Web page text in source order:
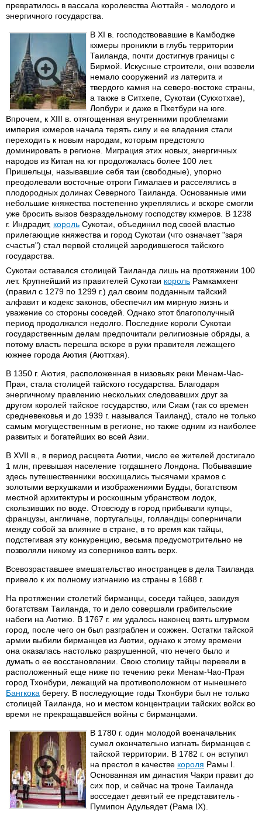
превратилось в вассала королевства Аюттайя - молодого и
энергичного государства.
В XI в. господствовавшие в Камбодже
кхмеры проникли в глубь территории
Таиланда, почти достигнув границы с
Бирмой. Искусные строители, они возвели
немало сооружений из латерита и
твердого камня на северо-востоке страны,
а также в Ситхепе, Сукотаи (Сукхотхае),
Лопбури и даже в Пхетбури на юге.
Впрочем, к XIII в. отягощенная внутренними проблемами
империя кхмеров начала терять силу и ее владения стали
переходить к новым народам, которым предстояло
доминировать в регионе. Миграция этих новых, энергичных
народов из Китая на юг продолжалась более 100 лет.
Пришельцы, называвшие себя таи (свободные), упорно
преодолевали восточные отроги Гималаев и расселялись в
плодородных долинах Северного Таиланда. Основанные ими
небольшие княжества постепенно укреплялись и вскоре смогли
уже бросить вызов безраздельному господству кхмеров. В 1238
г. Индрадит, король Сукотаи, объединил под своей властью
прилегающие княжества и город Сукотаи (что означает "заря
счастья") стал первой столицей зародившегося тайского
государства.
Сукотаи оставался столицей Таиланда лишь на протяжении 100
лет. Крупнейший из правителей Сукотаи король Рамкамхенг
(правил с 1279 по 1299 г.) дал своим подданным тайский
алфавит и кодекс законов, обеспечил им мирную жизнь и
уважение со стороны соседей. Однако этот благополучный
период продолжался недолго. Последние короли Сукотаи
государственным делам предпочитали религиозные обряды, а
потому власть перешла вскоре в руки правителя лежащего
южнее города Аютия (Аюттхая).
В 1350 г. Аютия, расположенная в низовьях реки Менам-Чао-
Прая, стала столицей тайского государства. Благодаря
энергичному правлению нескольких следовавших друг за
другом королей тайское государство, или Сиам (так со времен
средневековья и до 1939 г. назывался Таиланд), стало не только
самым могущественным в регионе, но также одним из наиболее
развитых и богатейших во всей Азии.
В XVII в., в период расцвета Аютии, число ее жителей достигало
1 млн, превышая население тогдашнего Лондона. Побывавшие
здесь путешественники восхищались тысячами храмов с
золотыми верхушками и изображениями Будды, богатством
местной архитектуры и роскошным убранством лодок,
скользивших по воде. Отовсюду в город прибывали купцы,
французы, англичане, португальцы, голландцы соперничали
между собой за влияние в стране, в то время как тайцы,
подстегивая эту конкуренцию, весьма предусмотрительно не
позволяли никому из соперников взять верх.
Всевозраставшее вмешательство иностранцев в дела Таиланда
привело к их полному изгнанию из страны в 1688 г.
На протяжении столетий бирманцы, соседи тайцев, завидуя
богатствам Таиланда, то и дело совершали грабительские
набеги на Аютию. В 1767 г. им удалось наконец взять штурмом
город, после чего он был разграблен и сожжен. Остатки тайской
армии выбили бирманцев из Аютии, однако к этому времени
она оказалась настолько разрушенной, что нечего было и
думать о ее восстановлении. Свою столицу тайцы перевели в
расположенный еще ниже по течению реки Менам-Чао-Прая
город Тхонбури, лежащий на противоположном от нынешнего
Бангкока берегу. В последующие годы Тхонбури был не только
столицей Таиланда, но и местом концентрации тайских войск во
время не прекращавшейся войны с бирманцами.
В 1780 г. один молодой военачальник
сумел окончательно изгнать бирманцев с
тайской территории. В 1782 г. он вступил
на престол в качестве короля Рамы I.
Основанная им династия Чакри правит до
сих пор, и сейчас на троне Таиланда
восседает девятый ее представитель -
Пумипон Адульядет (Рама IX).